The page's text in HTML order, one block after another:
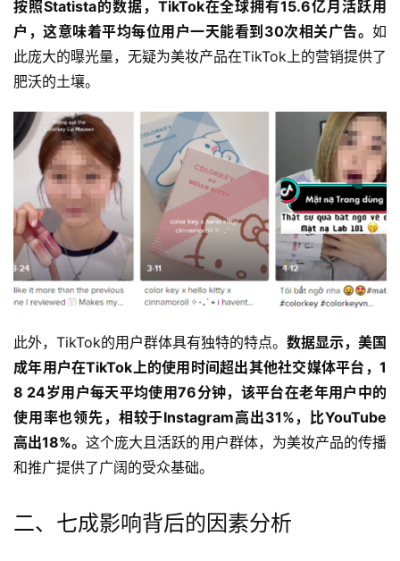
按照Statista的数据，TikTok在全球拥有15.6亿月活跃用
户，这意味着平均每位用户一天能看到30次相关广告。 如
此庞大的曝光量，无疑为美妆产品在TikTok上的营销提供了
肥沃的土壤。
此外，TikTok的用户群体具有独特的特点。 数据显示，美国
成年用户在TikTok上的使用时间超出其他社交媒体平台，1
8 24岁用户每天平均使用76分钟，该平台在老年用户中的
使用率也领先，相较于Instagram高出31%，比YouTube
高出18%。这个庞大且活跃的用户群体，为美妆产品的传播
和推广提供了广阔的受众基础。
二、七成影响背后的因素分析